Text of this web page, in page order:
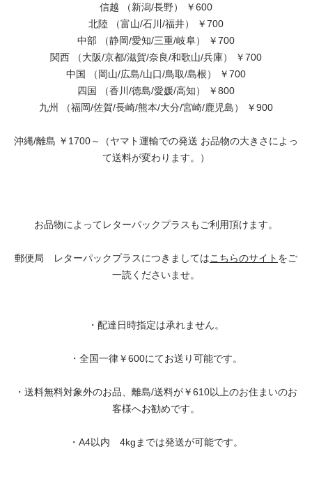
信越 （新潟/長野） ￥600
北陸 （富山/石川/福井） ￥700
中部 （静岡/愛知/三重/岐阜） ￥700
関西 （大阪/京都/滋賀/奈良/和歌山/兵庫） ￥700
中国 （岡山/広島/山口/鳥取/島根） ￥700
四国 （香川/徳島/愛媛/高知） ￥800
九州 （福岡/佐賀/長崎/熊本/大分/宮崎/鹿児島） ￥900
沖縄/離島 ￥1700～（ヤマト運輸での発送 お品物の大きさによっ
て送料が変わります。）
お品物によってレターパックプラスもご利用頂けます。
郵便局 レターパックプラスにつきましてはこちらのサイト をご
一読くださいませ。
・配達日時指定は承れません。
・全国一律￥600にてお送り可能です。
・送料無料対象外のお品、離島/送料が￥610以上のお住まいのお
客様へお勧めです。
・A4以内 4kgまでは発送が可能です。